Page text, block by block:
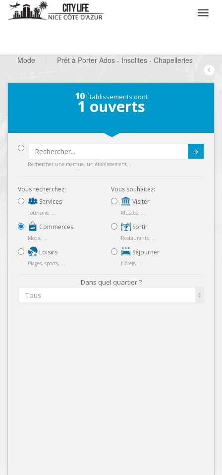
Mode
Prêt à Porter Ados - Insolites - Chapelleries
10Établissements dont
1 ouverts
Rechercher une marque, un établissement...
Vous recherchez:
Services
Tourisme, ...
Commerces
Mode, ...
Loisirs
Plages, sports, ...
Vous souhaitez:
Visiter
Musées, ...
Sortir
Restaurants, ...
Séjourner
Hôtels, ...
Dans quel quartier ?
Tous